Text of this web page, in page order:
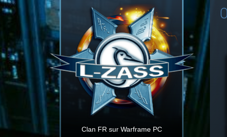
Clan FR sur Warframe PC